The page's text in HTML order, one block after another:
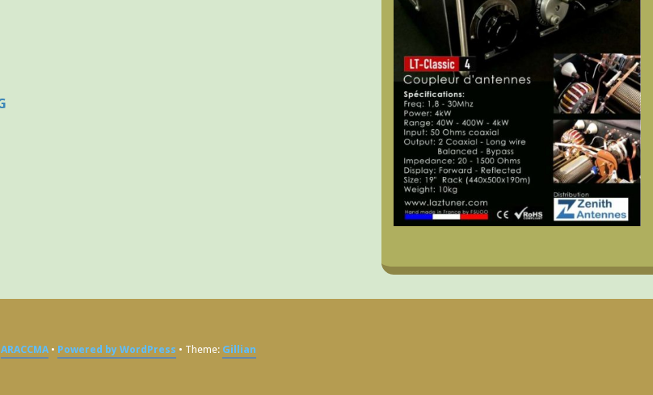
ARACCMA Powered by WordPress Theme: Gillian